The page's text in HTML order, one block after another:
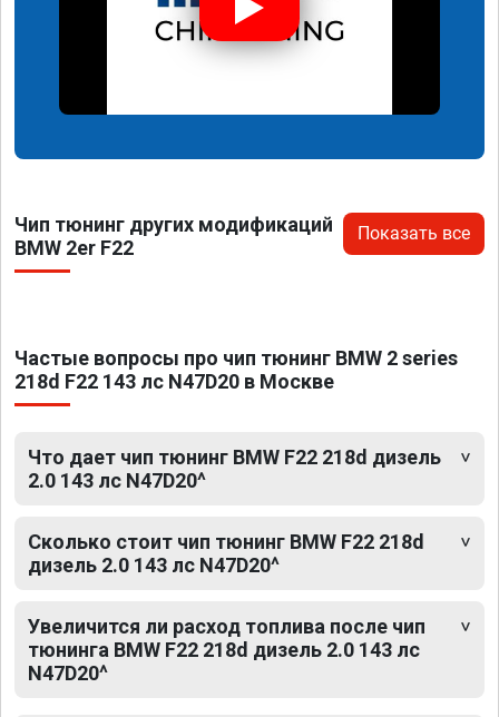
Чип тюнинг других модификаций
BMW 2er F22
Показать все
Частые вопросы про чип тюнинг BMW 2 series
218d F22 143 лс N47D20 в Москве
Что дает чип тюнинг BMW F22 218d дизель
2.0 143 лс N47D20^
Сколько стоит чип тюнинг BMW F22 218d
дизель 2.0 143 лс N47D20^
Увеличится ли расход топлива после чип
тюнинга BMW F22 218d дизель 2.0 143 лс
N47D20^